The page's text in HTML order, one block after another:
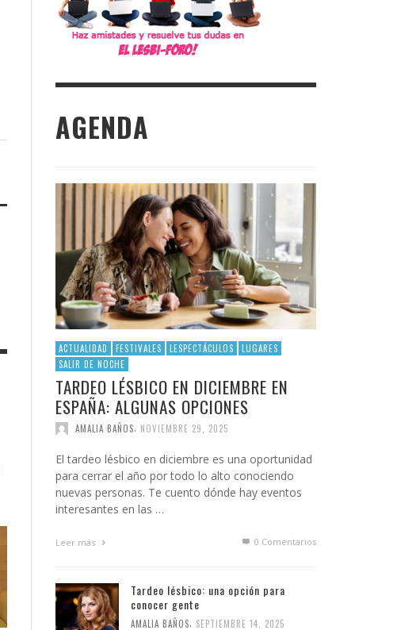
AGENDA
ACTUALIDAD FESTIVALES LESPECTÁCULOS
LUGARES
SALIR DE NOCHE
TARDEO LÉSBICO EN DICIEMBRE EN
ESPAÑA: ALGUNAS OPCIONES
AMALIA BAÑOS, NOVIEMBRE 29, 2025
El tardeo lésbico en diciembre es una oportunidad
para cerrar el año por todo lo alto conociendo
nuevas personas. Te cuento dónde hay eventos
interesantes en las …
Leer más 0 Comentarios
Tardeo lésbico: una opción para
conocer gente
AMALIA BAÑOS SEPTIEMBRE 14, 2025